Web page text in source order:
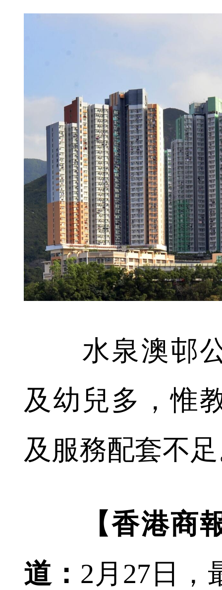
水泉澳邨公
及幼兒多，惟
及服務配套不
【香港商
道： 2月27日，